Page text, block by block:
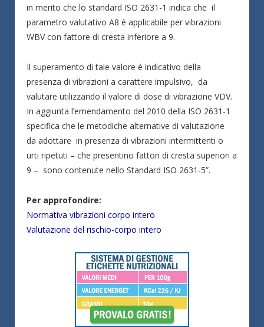
in merito che lo standard ISO 2631-1 indica che il
parametro valutativo A8 è applicabile per vibrazioni
WBV con fattore di cresta inferiore a 9.
Il superamento di tale valore è indicativo della
presenza di vibrazioni a carattere impulsivo, da
valutare utilizzando il valore di dose di vibrazione VDV.
In aggiunta l’emendamento del 2010 della ISO 2631-1
specifica che le metodiche alternative di valutazione
da adottare in presenza di vibrazioni intermittenti o
urti ripetuti – che presentino fattori di cresta superiori a
9 – sono contenute nello Standard ISO 2631-5”.
Per approfondire:
Normativa vibrazioni corpo intero
Valutazione del rischio-corpo intero